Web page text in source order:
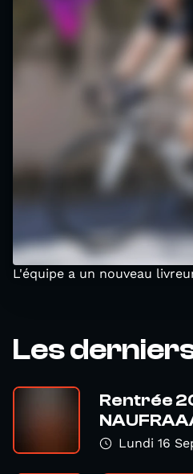
L'équipe a un nouveau
Les
Rentrée
Lundi 16